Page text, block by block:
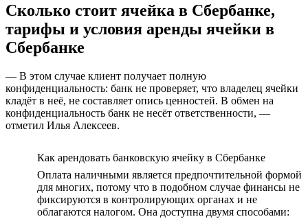
Сколько стоит ячейка в Сбербанке,
тарифы и условия аренды ячейки в
Сбербанке
— В этом случае клиент получает полную
конфиденциальность: банк не проверяет, что владелец ячейки
кладёт в неё, не составляет опись ценностей. В обмен на
конфиденциальность банк не несёт ответственности, —
отметил Илья Алексеев.
Как арендовать банковскую ячейку в Сбербанке
Оплата наличными является предпочтительной формой
для многих, потому что в подобном случае финансы не
фиксируются в контролирующих органах и не
облагаются налогом. Она доступна двумя способами: